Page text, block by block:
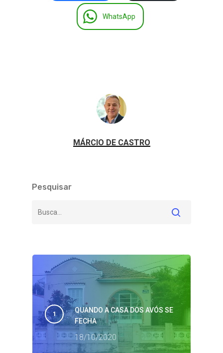
WhatsApp
MÁRCIO DE CASTRO
Pesquisar
QUANDO A CASA DOS AVÓS SE
FECHA
18/10/2020